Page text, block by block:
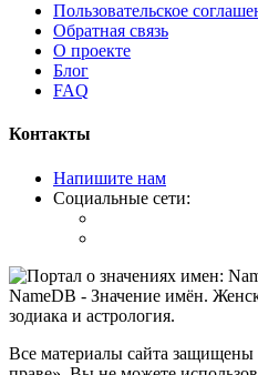
Пользовательское
Обратная связь
О проекте
Блог
FAQ
Контакты
Напишите нам
Социальные сети:
NameDB - Значение имён.
зодиака и астрология.
Все материалы сайта защищены